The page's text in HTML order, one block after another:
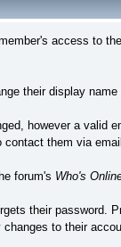
access to
their display
however a valid
them via
forum's Who's
their password.
to their